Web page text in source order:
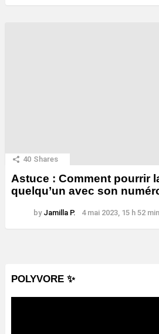
40 Shares
Astuce : Comment pourrir
quelqu’un avec son
by Jamilla P. 4 mai 2023, 15 h 52 min
POLYVORE ✨